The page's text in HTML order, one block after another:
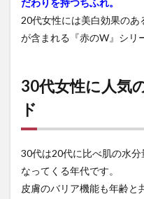
だわりを持つちふれ。
20代女性には美白効果の
が含まれる『赤のW』シリ
30代女性に人気
ド
30代は20代に比べ肌の水
なってくる年代です。
皮膚のバリア機能も年齢と